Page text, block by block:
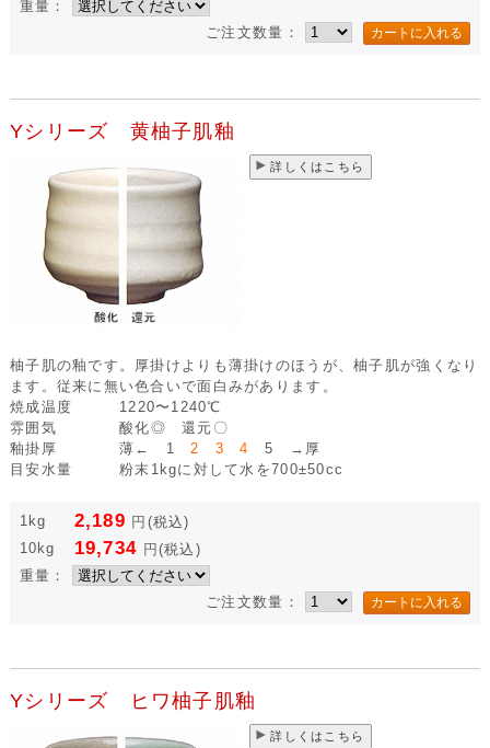
重量：
ご注文数量：
Yシリーズ 黄柚子肌釉
詳しくはこちら
柚子肌の釉です。厚掛けよりも薄掛けのほうが、柚子肌が強くなり
ます。従来に無い色合いで面白みがあります。
焼成温度
1220〜1240℃
雰囲気
酸化◎ 還元〇
釉掛厚
薄← 1 2 3 4
5 →厚
目安水量
粉末1kgに対して水を700±50cc
1kg 2,189 円 (税込)
10kg
19,734 円 (税込)
重量：
ご注文数量：
Yシリーズ ヒワ柚子肌釉
詳しくはこちら